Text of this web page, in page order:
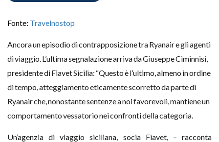
Fonte: Travelnostop
Ancora un episodio di contrapposizione tra Ryanair e gli agenti
di viaggio. L’ultima segnalazione arriva da Giuseppe Ciminnisi,
presidente di Fiavet Sicilia: “Questo è l’ultimo, almeno in ordine
di tempo, atteggiamento eticamente scorretto da parte di
Ryanair che, nonostante sentenze a noi favorevoli, mantiene un
comportamento vessatorio nei confronti della categoria.
Un’agenzia di viaggio siciliana, socia Fiavet, – racconta